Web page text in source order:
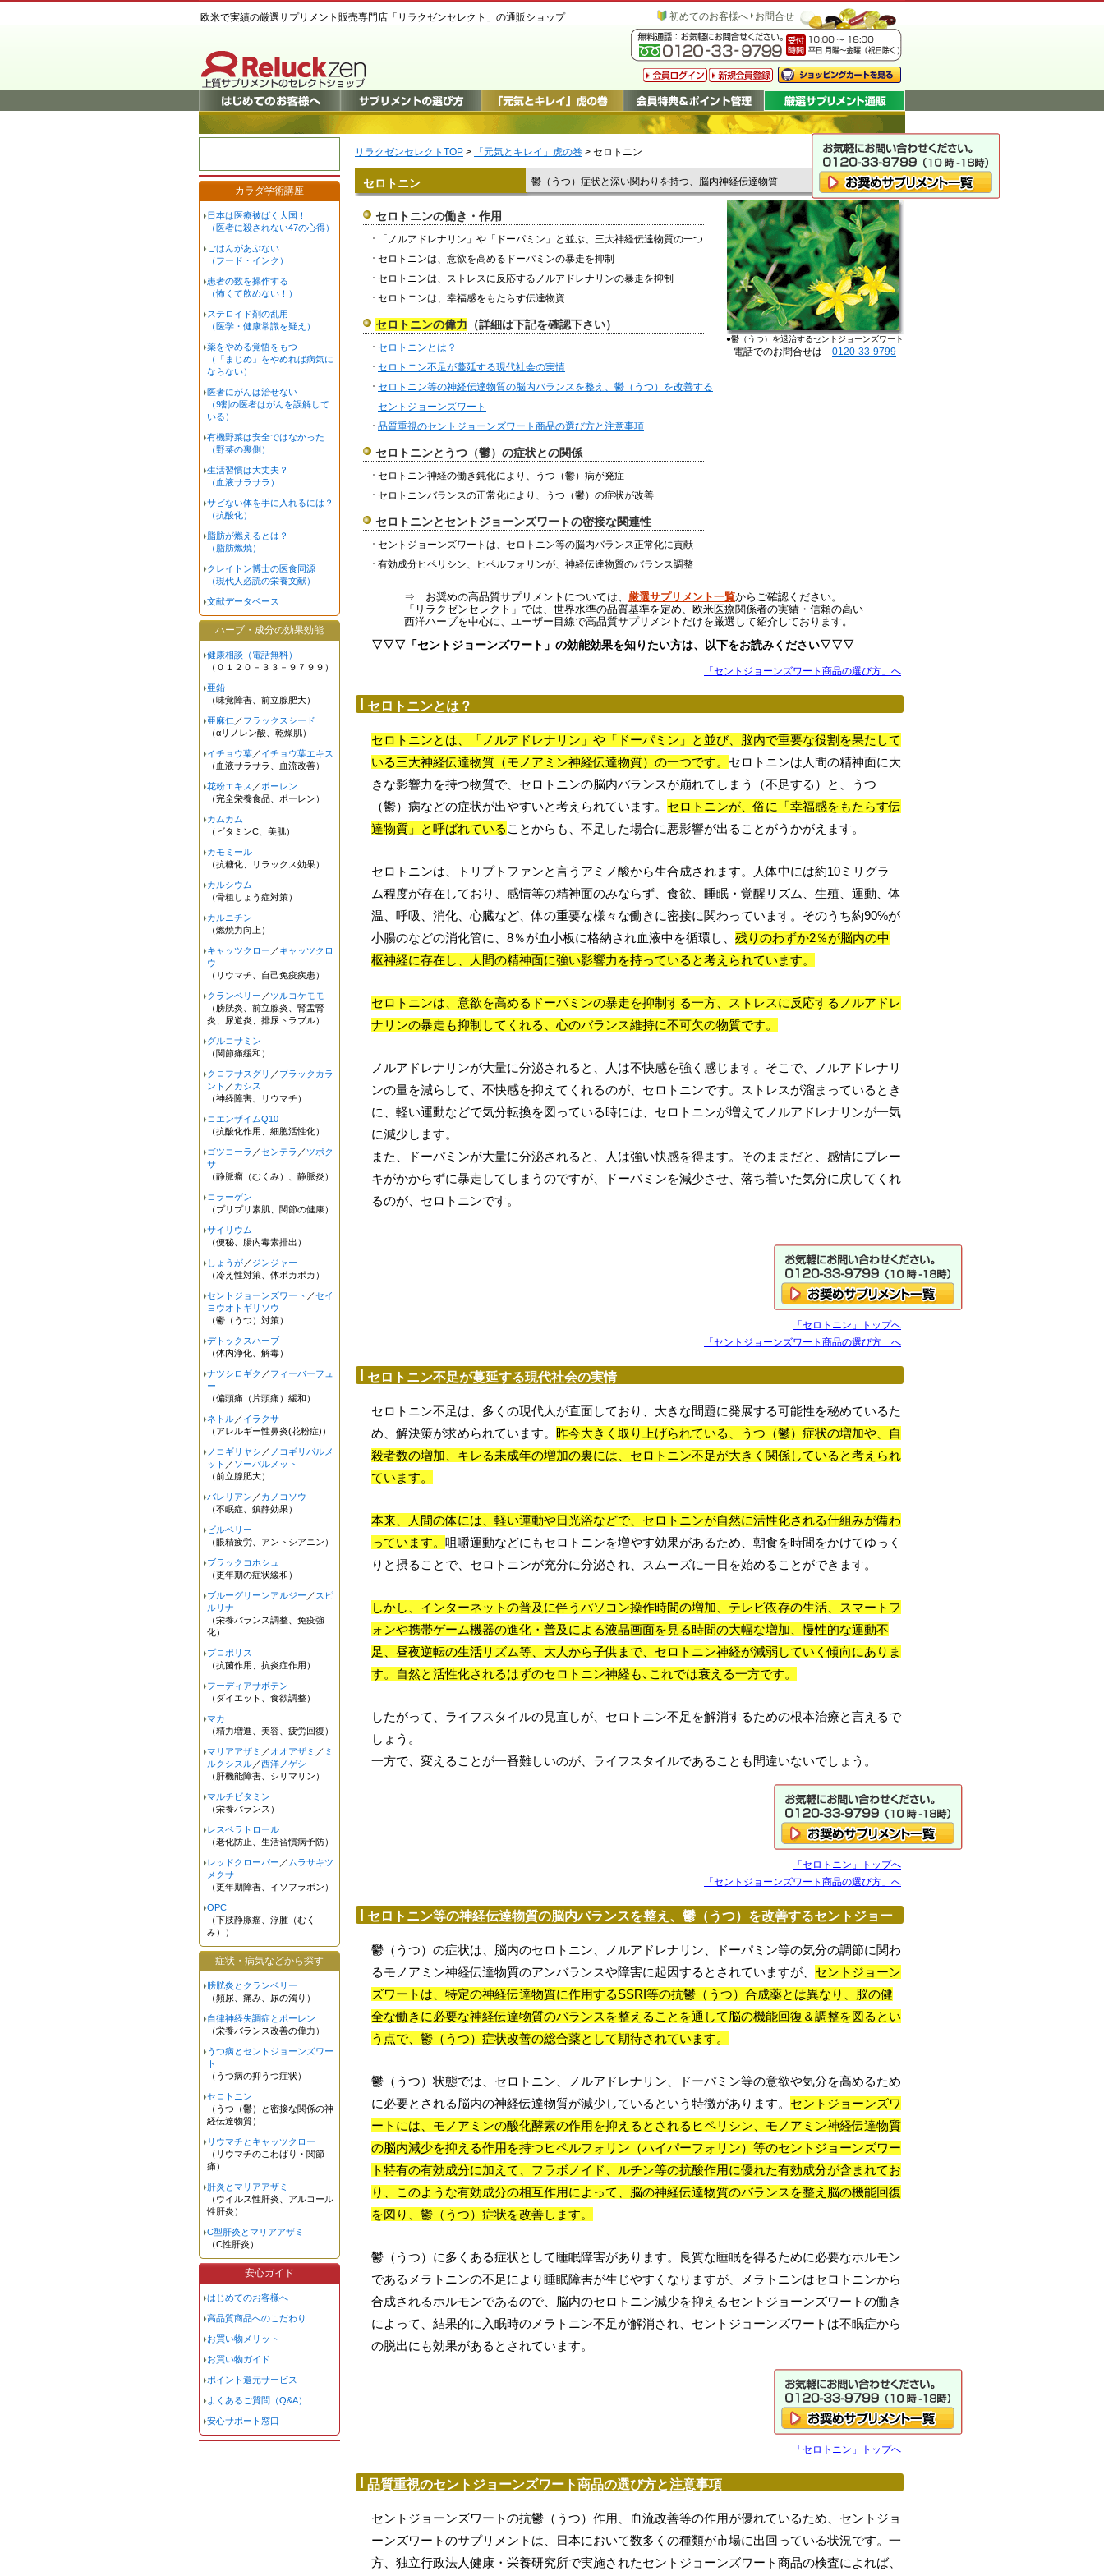
リラクゼンセレクトTOP > 「元気とキレイ」虎の巻 > セロトニン
セロトニン 鬱（うつ）症状と深い関わりを持つ、脳内神経伝達物質
セロトニンの働き・作用
「ノルアドレナリン」や「ドーパミン」と並ぶ、三大神経伝達物質の一つ
セロトニンは、意欲を高めるドーパミンの暴走を抑制
セロトニンは、ストレスに反応するノルアドレナリンの暴走を抑制
セロトニンは、幸福感をもたらす伝達物資
セロトニンの偉力 （詳細は下記を確認下さい）
セロトニンとは？
セロトニン不足が蔓延する現代社会の実情
セロトニン等の神経伝達物質の脳内バランスを整え、鬱（うつ）を改善する
セントジョーンズワート
品質重視のセントジョーンズワート商品の選び方と注意事項
セロトニンとうつ（鬱）の症状との関係
セロトニン神経の働き鈍化により、うつ（鬱）病が発症
セロトニンバランスの正常化により、うつ（鬱）の症状が改善
セロトニンとセントジョーンズワートの密接な関連性
セントジョーンズワートは、セロトニン等の脳内バランス正常化に貢献
有効成分ヒペリシン、ヒペルフォリンが、神経伝達物質のバランス調整
●鬱（うつ）を退治するセントジョーンズワート
電話でのお問合せは 0120-33-9799
⇒ お奨めの高品質サプリメントについては、 厳選サプリメント一覧からご確認ください。
「リラクゼンセレクト」では、世界水準の品質基準を定め、欧米医療関係者の実績・信頼の高い
西洋ハーブを中心に、ユーザー目線で高品質サプリメントだけを厳選して紹介しております。
▽▽▽「セントジョーンズワート」の効能効果を知りたい方は、以下をお読みください▽▽▽
「セントジョーンズワート商品の選び方」へ
セロトニンとは？
セロトニンとは、「ノルアドレナリン」や「ドーパミン」と並び、脳内で重要な役割を果たして
いる三大神経伝達物質（モノアミン神経伝達物質）の一つです。 セロトニンは人間の精神面に大
きな影響力を持つ物質で、セロトニンの脳内バランスが崩れてしまう（不足する）と、うつ
（鬱）病などの症状が出やすいと考えられています。 セロトニンが、俗に「幸福感をもたらす伝
達物質」と呼ばれている ことからも、不足した場合に悪影響が出ることがうかがえます。
セロトニンは、トリプトファンと言うアミノ酸から生合成されます。人体中には約10ミリグラ
ム程度が存在しており、感情等の精神面のみならず、食欲、睡眠・覚醒リズム、生殖、運動、体
温、呼吸、消化、心臓など、体の重要な様々な働きに密接に関わっています。そのうち約90%が
小腸のなどの消化管に、8％が血小板に格納され血液中を循環し、 残りのわずか2％が脳内の中
枢神経に存在し、人間の精神面に強い影響力を持っていると考えられています。
セロトニンは、意欲を高めるドーパミンの暴走を抑制する一方、ストレスに反応するノルアドレ
ナリンの暴走も抑制してくれる、心のバランス維持に不可欠の物質です。
ノルアドレナリンが大量に分泌されると、人は不快感を強く感じます。そこで、ノルアドレナリ
ンの量を減らして、不快感を抑えてくれるのが、セロトニンです。ストレスが溜まっているとき
に、軽い運動などで気分転換を図っている時には、セロトニンが増えてノルアドレナリンが一気
に減少します。
また、ドーパミンが大量に分泌されると、人は強い快感を得ます。そのままだと、感情にブレー
キがかからずに暴走してしまうのですが、ドーパミンを減少させ、落ち着いた気分に戻してくれ
るのが、セロトニンです。
「セロトニン」トップへ
「セントジョーンズワート商品の選び方」へ
セロトニン不足が蔓延する現代社会の実情
セロトニン不足は、多くの現代人が直面しており、大きな問題に発展する可能性を秘めているた
め、解決策が求められています。 昨今大きく取り上げられている、うつ（鬱）症状の増加や、自
殺者数の増加、キレる未成年の増加の裏には、セロトニン不足が大きく関係していると考えられ
ています。
本来、人間の体には、軽い運動や日光浴などで、セロトニンが自然に活性化される仕組みが備わ
っています。 咀嚼運動などにもセロトニンを増やす効果があるため、朝食を時間をかけてゆっく
りと摂ることで、セロトニンが充分に分泌され、スムーズに一日を始めることができます。
しかし、インターネットの普及に伴うパソコン操作時間の増加、テレビ依存の生活、スマートフ
ォンや携帯ゲーム機器の進化・普及による液晶画面を見る時間の大幅な増加、慢性的な運動不
足、昼夜逆転の生活リズム等、大人から子供まで、セロトニン神経が減弱していく傾向にありま
す。自然と活性化されるはずのセロトニン神経も､これでは衰える一方です。
したがって、ライフスタイルの見直しが、セロトニン不足を解消するための根本治療と言えるで
しょう。
一方で、変えることが一番難しいのが、ライフスタイルであることも間違いないでしょう。
「セロトニン」トップへ
「セントジョーンズワート商品の選び方」へ
セロトニン等の神経伝達物質の脳内バランスを整え、鬱（うつ）を改善するセントジョー
鬱（うつ）の症状は、脳内のセロトニン、ノルアドレナリン、ドーパミン等の気分の調節に関わ
るモノアミン神経伝達物質のアンバランスや障害に起因するとされていますが、 セントジョーン
ズワートは、特定の神経伝達物質に作用するSSRI等の抗鬱（うつ）合成薬とは異なり、脳の健
全な働きに必要な神経伝達物質のバランスを整えることを通して脳の機能回復＆調整を図るとい
う点で、鬱（うつ）症状改善の総合薬として期待されています。
鬱（うつ）状態では、セロトニン、ノルアドレナリン、ドーパミン等の意欲や気分を高めるため
に必要とされる脳内の神経伝達物質が減少しているという特徴があります。 セントジョーンズワ
ートには、モノアミンの酸化酵素の作用を抑えるとされるヒペリシン、モノアミン神経伝達物質
の脳内減少を抑える作用を持つヒペルフォリン（ハイパーフォリン）等のセントジョーンズワー
ト特有の有効成分に加えて、フラボノイド、ルチン等の抗酸作用に優れた有効成分が含まれてお
り、このような有効成分の相互作用によって、脳の神経伝達物質のバランスを整え脳の機能回復
を図り、鬱（うつ）症状を改善します。
鬱（うつ）に多くある症状として睡眠障害があります。良質な睡眠を得るために必要なホルモン
であるメラトニンの不足により睡眠障害が生じやすくなりますが、メラトニンはセロトニンから
合成されるホルモンであるので、脳内のセロトニン減少を抑えるセントジョーンズワートの働き
によって、結果的に入眠時のメラトニン不足が解消され、セントジョーンズワートは不眠症から
の脱出にも効果があるとされています。
「セロトニン」トップへ
品質重視のセントジョーンズワート商品の選び方と注意事項
セントジョーンズワートの抗鬱（うつ）作用、血流改善等の作用が優れているため、セントジョ
ーンズワートのサプリメントは、日本において数多くの種類が市場に出回っている状況です。一
方、独立行政法人健康・栄養研究所で実施されたセントジョーンズワート商品の検査によれば、
カラダ学術講座
日本は医療被ばく大国！
（医者に殺されない47の心得）
ごはんがあぶない
（フード・インク）
患者の数を操作する
（怖くて飲めない！）
ステロイド剤の乱用
（医学・健康常識を疑え）
薬をやめる覚悟をもつ
（「まじめ」をやめれば病気に
ならない）
医者にがんは治せない
（9割の医者はがんを誤解して
いる）
有機野菜は安全ではなかった
（野菜の裏側）
生活習慣は大丈夫？
（血液サラサラ）
サビない体を手に入れるには？
（抗酸化）
脂肪が燃えるとは？
（脂肪燃焼）
クレイトン博士の医食同源
（現代人必読の栄養文献）
文献データベース
ハーブ・成分の効果効能
健康相談（電話無料）
（０１２０－３３－９７９９）
亜鉛
（味覚障害、前立腺肥大）
亜麻仁 ／フラックスシード
（αリノレン酸、乾燥肌）
イチョウ葉 ／イチョウ葉エキス
（血液サラサラ、血流改善）
花粉エキス ／ポーレン
（完全栄養食品、ポーレン）
カムカム
（ビタミンC、美肌）
カモミール
（抗糖化、リラックス効果）
カルシウム
（骨粗しょう症対策）
カルニチン
（燃焼力向上）
キャッツクロー ／キャッツクロ
ウ
（リウマチ、自己免疫疾患）
クランベリー ／ツルコケモモ
（膀胱炎、前立腺炎、腎盂腎
炎、尿道炎、排尿トラブル）
グルコサミン
（関節痛緩和）
クロフサスグリ ／ブラックカラ
ント ／カシス
（神経障害、リウマチ）
コエンザイムQ10
（抗酸化作用、細胞活性化）
ゴツコーラ ／センテラ ／ツボク
サ
（静脈瘤（むくみ）、静脈炎）
コラーゲン
（プリプリ素肌、関節の健康）
サイリウム
（便秘、腸内毒素排出）
しょうが ／ジンジャー
（冷え性対策、体ポカポカ）
セントジョーンズワート ／セイ
ヨウオトギリソウ
（鬱（うつ）対策）
デトックスハーブ
（体内浄化、解毒）
ナツシロギク ／フィーバーフュ
ー
（偏頭痛（片頭痛）緩和）
ネトル ／イラクサ
（アレルギー性鼻炎(花粉症)）
ノコギリヤシ ／ ノコギリパルメ
ット ／ソーパルメット
（前立腺肥大）
バレリアン ／カノコソウ
（不眠症、鎮静効果）
ビルベリー
（眼精疲労、アントシアニン）
ブラックコホシュ
（更年期の症状緩和）
ブルーグリーンアルジー ／スピ
ルリナ
（栄養バランス調整、免疫強
化）
プロポリス
（抗菌作用、抗炎症作用）
フーディアサボテン
（ダイエット、食欲調整）
マカ
（精力増進、美容、疲労回復）
マリアアザミ ／オオアザミ ／ ミ
ルクシスル ／西洋ノゲシ
（肝機能障害、シリマリン）
マルチビタミン
（栄養バランス）
レスベラトロール
（老化防止、生活習慣病予防）
レッドクローバー ／ ムラサキツ
メクサ
（更年期障害、イソフラボン）
OPC
（下肢静脈瘤、浮腫（むく
み））
症状・病気などから探す
膀胱炎とクランベリー
（頻尿、痛み、尿の濁り）
自律神経失調症とポーレン
（栄養バランス改善の偉力）
うつ病とセントジョーンズワー
ト
（うつ病の抑うつ症状）
セロトニン
（うつ（鬱）と密接な関係の神
経伝達物質）
リウマチとキャッツクロー
（リウマチのこわばり・関節
痛）
肝炎とマリアアザミ
（ウイルス性肝炎、アルコール
性肝炎）
C型肝炎とマリアアザミ
（C性肝炎）
安心ガイド
はじめてのお客様へ
高品質商品へのこだわり
お買い物メリット
お買い物ガイド
ポイント還元サービス
よくあるご質問（Q&A）
安心サポート窓口
欧米で実績の厳選サプリメント販売専門店「リラクゼンセレクト」の通販ショップ 初めてのお客様へ お問合せ